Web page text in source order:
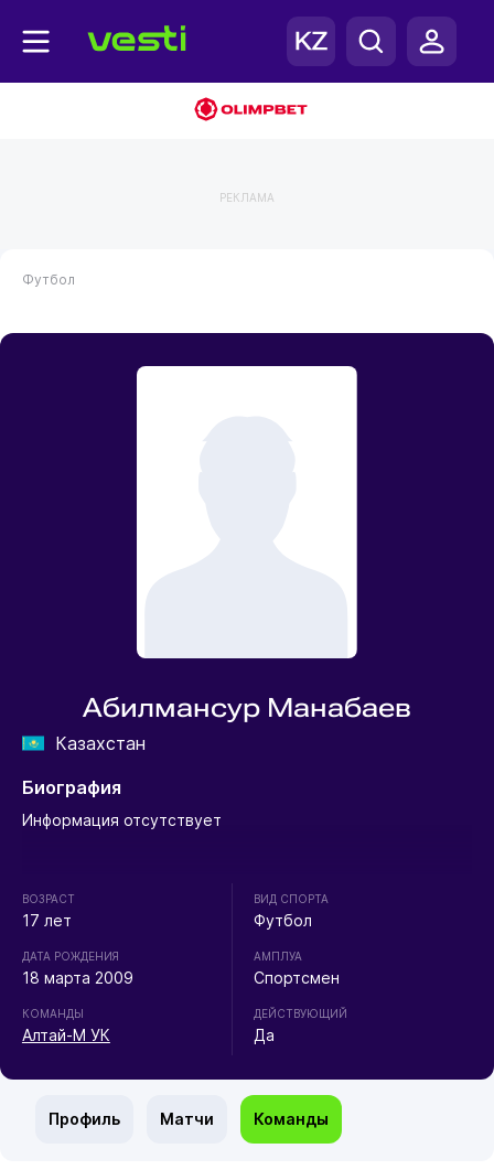
РЕКЛАМА
Футбол
Абилмансур Манабаев
Казахстан
Биография
Информация отсутствует
ВОЗРАСТ
17 лет
ДАТА РОЖДЕНИЯ
18 марта 2009
КОМАНДЫ
Алтай-М УК
ВИД СПОРТА
Футбол
АМПЛУА
Спортсмен
ДЕЙСТВУЮЩИЙ
Да
Профиль Матчи Команды